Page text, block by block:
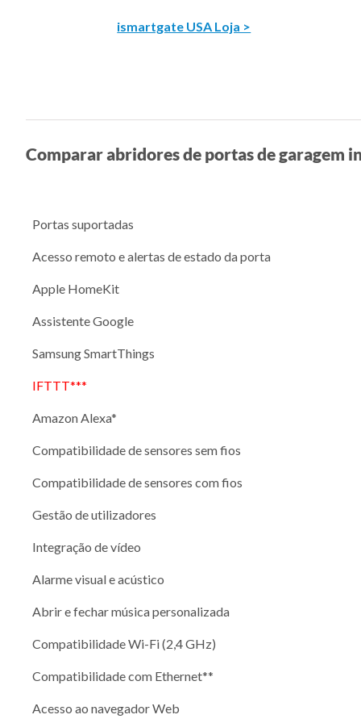
ismartgate USA Loja >
Comparar abridores de portas de garagem
Portas suportadas
Acesso remoto e alertas de estado da porta
Apple HomeKit
Assistente Google
Samsung SmartThings
IFTTT***
Amazon Alexa*
Compatibilidade de sensores sem fios
Compatibilidade de sensores com fios
Gestão de utilizadores
Integração de vídeo
Alarme visual e acústico
Abrir e fechar música personalizada
Compatibilidade Wi-Fi (2,4 GHz)
Compatibilidade com Ethernet**
Acesso ao navegador Web